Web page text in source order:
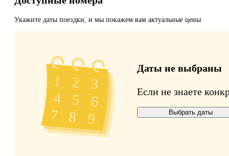
Укажите даты поездки, и мы покажем вам актуальные цены
Даты не выбраны
Если не знаете
Выбрать даты